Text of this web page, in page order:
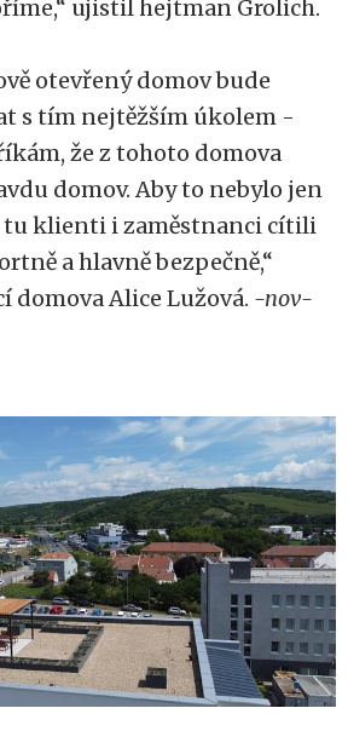
ujistil hejtman Grolich.
otevřený domov bude
s tím nejtěžším úkolem -
že z tohoto domova
domov. Aby to nebylo jen
tu klienti i zaměstnanci cítili
a hlavně bezpečně,“
domova Alice Lužová. -nov-